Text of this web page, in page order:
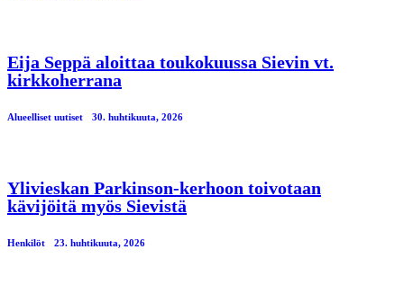
Eija Seppä aloittaa toukokuussa Sievin vt.
kirkkoherrana
Alueelliset uutiset 30. huhtikuuta, 2026
Ylivieskan Parkinson-kerhoon toivotaan
kävijöitä myös Sievistä
Henkilöt 23. huhtikuuta, 2026